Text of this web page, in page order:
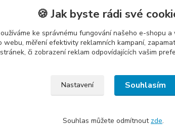
🍪 Jak byste rádi své
ke správnému fungování našeho e-shopu
měření efektivity reklamních kampaní,
či zobrazení reklam odpovídajících vašim
Nastavení Souhlasím
Souhlas můžete odmítnout zde.